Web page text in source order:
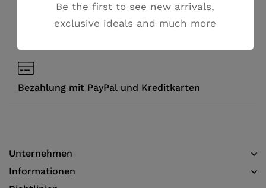
Hochwertige Qualität zu günstigen Preisen
Bezahlung mit PayPal und Kreditkarten
Unternehmen
Informationen​
Be the first to see new arrivals,
exclusive ideals and much more